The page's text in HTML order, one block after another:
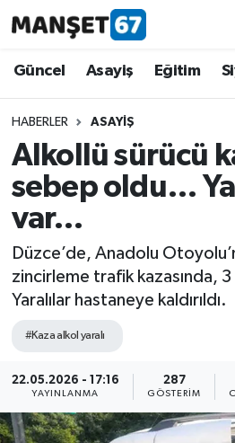
Güncel Asayiş Eğitim
HABERLER ASAYIŞ
Alkollü sürücü
sebep oldu…
var…
Düzce’de, Anadolu
zincirleme trafik kazasında, 3
Yaralılar hastaneye kaldırıldı.
#Kaza alkol yaralı
22.05.2026 - 17:16
YAYINLANMA
287
GÖSTERIM
Güncel
Asayiş
Siyaset
Spor
Eğitim
Ekonomi
Kültür-Sanat
Magazin
Medya